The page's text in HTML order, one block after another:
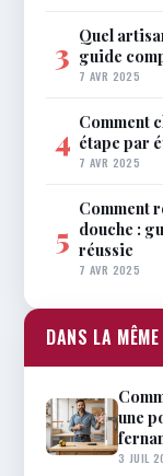
3 Quel
guide
7 AVR 2025
4 Comment
étape par
7 AVR 2025
5
Comment
douche :
réussie
7 AVR 2025
DANS LA
une
3 JUIL